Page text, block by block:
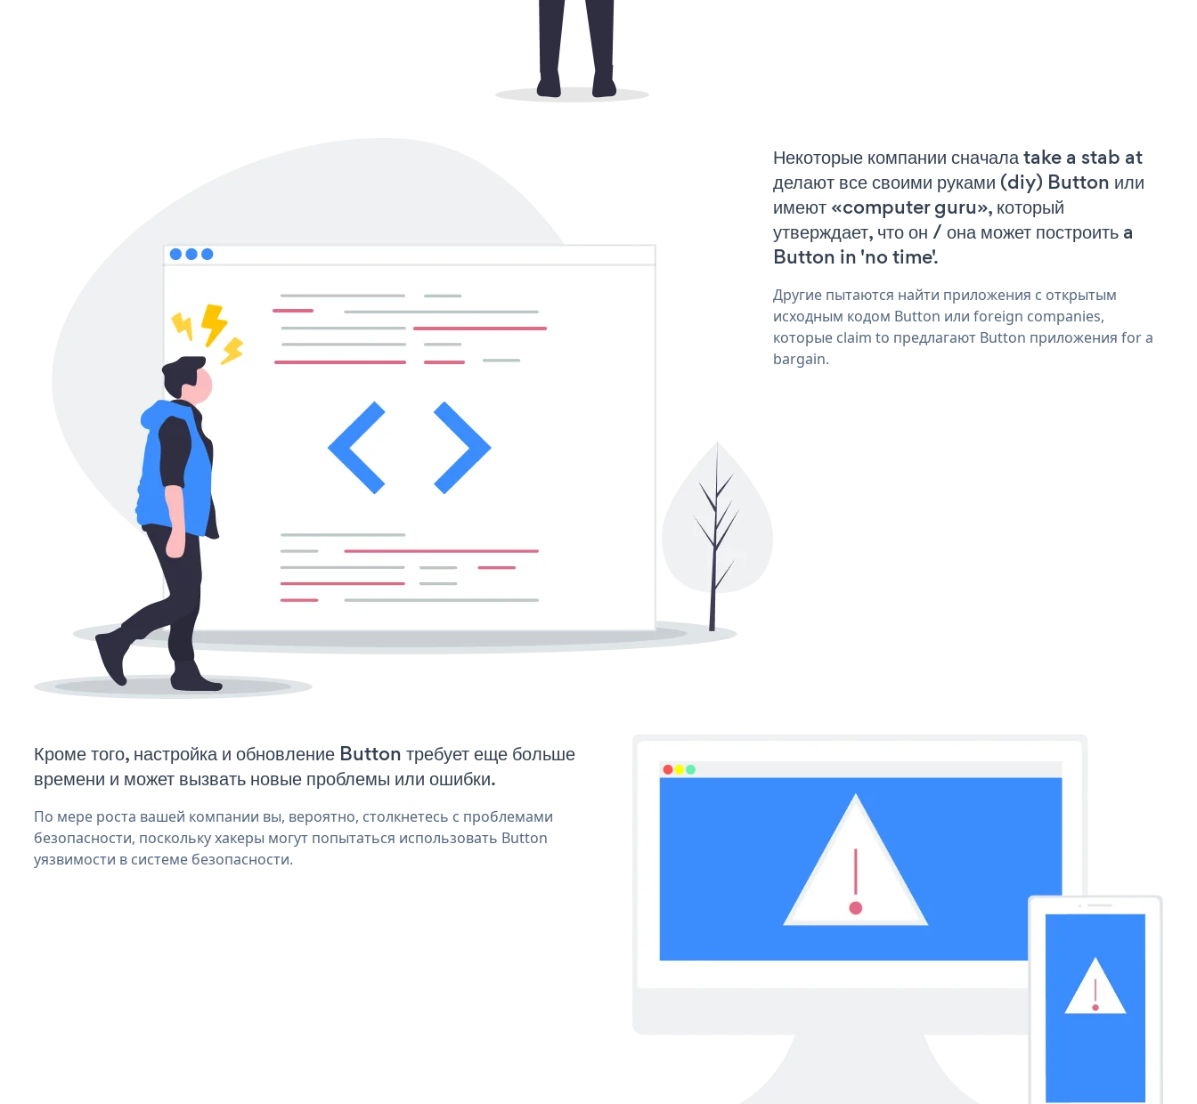
Некоторые компании сначала take a stab at
делают все своими руками (diy) Button или
имеют «computer guru», который
утверждает, что он / она может построить a
Button in 'no time'.
Другие пытаются найти приложения с открытым
исходным кодом Button или foreign companies,
которые claim to предлагают Button приложения for a
bargain.
Кроме того, настройка и обновление Button требует еще больше
времени и может вызвать новые проблемы или ошибки.
По мере роста вашей компании вы, вероятно, столкнетесь с проблемами
безопасности, поскольку хакеры могут попытаться использовать Button
уязвимости в системе безопасности.